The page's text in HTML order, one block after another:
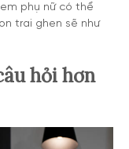
phụ nữ có thể
trai ghen sẽ như
hỏi hơn